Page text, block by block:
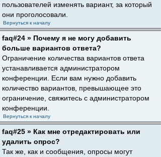
пользователей изменять вариант, за который
они проголосовали.
Вернуться к началу
faq#24 » Почему я не могу добавить
больше вариантов ответа?
Ограничение количества вариантов ответа
устанавливается администратором
конференции. Если вам нужно добавить
количество вариантов, превышающее это
ограничение, свяжитесь с администратором
конференции.
Вернуться к началу
faq#25 » Как мне отредактировать или
удалить опрос?
Так же, как и сообщения, опросы могут